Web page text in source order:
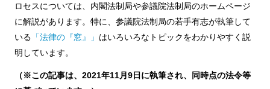
ロセスについては、内閣法制局や参議院法制局のホームページ
に解説があります。特に、参議院法制局の若手有志が執筆して
いる 「法律の『窓』」 はいろいろなトピックをわかりやすく説
明しています。
（※この記事は、2021年11月9日に執筆され、同時点の法令等